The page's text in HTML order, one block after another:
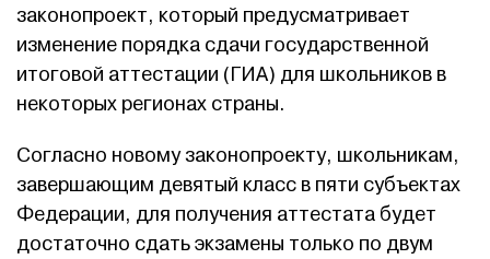
законопроект, который предусматривает
изменение порядка сдачи государственной
итоговой аттестации (ГИА) для школьников в
некоторых регионах страны.
Согласно новому законопроекту, школьникам,
завершающим девятый класс в пяти субъектах
Федерации, для получения аттестата будет
достаточно сдать экзамены только по двум